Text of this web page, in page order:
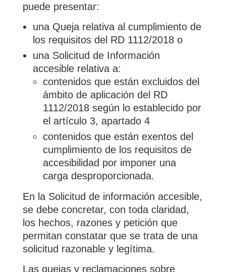
puede presentar:
una Queja relativa al cumplimiento de
los requisitos del RD 1112/2018 o
una Solicitud de Información
accesible relativa a:
contenidos que están excluidos del
ámbito de aplicación del RD
1112/2018 según lo establecido por
el artículo 3, apartado 4
contenidos que están exentos del
cumplimiento de los requisitos de
accesibilidad por imponer una
carga desproporcionada.
En la Solicitud de información accesible,
se debe concretar, con toda claridad,
los hechos, razones y petición que
permitan constatar que se trata de una
solicitud razonable y legítima.
Las quejas y reclamaciones sobre